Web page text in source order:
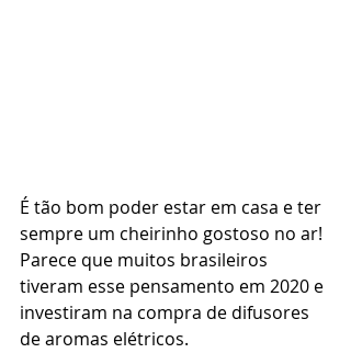
É tão bom poder estar em casa e ter
sempre um cheirinho gostoso no ar!
Parece que muitos brasileiros
tiveram esse pensamento em 2020 e
investiram na compra de difusores
de aromas elétricos.